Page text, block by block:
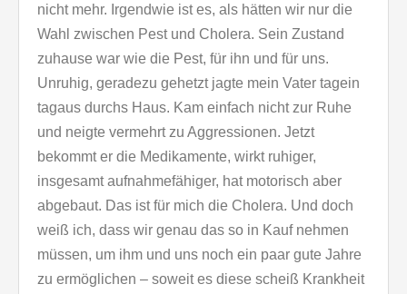
nicht mehr. Irgendwie ist es, als hätten wir nur die
Wahl zwischen Pest und Cholera. Sein Zustand
zuhause war wie die Pest, für ihn und für uns.
Unruhig, geradezu gehetzt jagte mein Vater tagein
tagaus durchs Haus. Kam einfach nicht zur Ruhe
und neigte vermehrt zu Aggressionen. Jetzt
bekommt er die Medikamente, wirkt ruhiger,
insgesamt aufnahmefähiger, hat motorisch aber
abgebaut. Das ist für mich die Cholera. Und doch
weiß ich, dass wir genau das so in Kauf nehmen
müssen, um ihm und uns noch ein paar gute Jahre
zu ermöglichen – soweit es diese scheiß Krankheit